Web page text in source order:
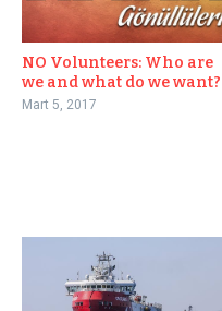
NO Volunteers: Who are
we and what do we want?
Mart 5, 2017